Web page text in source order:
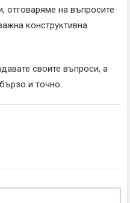
отговаряме на въпросите
конструктивна
своите въпроси, а
и точно.